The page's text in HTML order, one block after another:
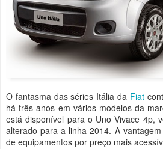
O fantasma das séries Itália da Fiat
há três anos em vários modelos da
está disponível para o Uno Vivace 4p,
alterado para a linha 2014. A
de equipamentos por preço mais